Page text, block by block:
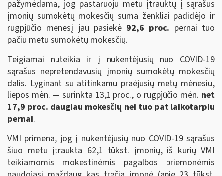
pažymėdama, jog pastaruoju metu įtrauktų į sąrašus
įmonių sumokėtų mokesčių suma ženkliai padidėjo ir
rugpjūčio mėnesį jau pasiekė92,6 proc. pernai tuo
pačiu metu sumokėtų mokesčių.
Teigiamai nuteikia ir į nukentėjusių nuo COVID-19
sąrašus nepretendavusių įmonių sumokėtų mokesčių
dalis. Lyginant su atitinkamu praėjusių metų mėnesiu,
liepos mėn. — surinkta 13,1 proc., o rugpjūčio mėn. net
17,9 proc. daugiau mokesčių nei tuo pat laikotarpiu
pernai.
VMI primena, jog į nukentėjusių nuo COVID-19 sąrašus
šiuo metu įtraukta 62,1 tūkst. įmonių, iš kurių VMI
teikiamomis mokestinėmis pagalbos priemonėmis